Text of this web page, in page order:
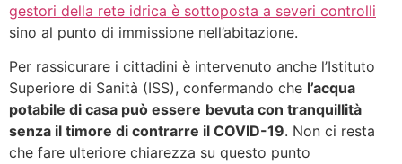
gestori della rete idrica è sottoposta a severi controlli
sino al punto di immissione nell’abitazione.
Per rassicurare i cittadini è intervenuto anche l’Istituto
Superiore di Sanità (ISS), confermando che l’acqua
potabile di casa può essere bevuta con tranquillità
senza il timore di contrarre il COVID-19. Non ci resta
che fare ulteriore chiarezza su questo punto